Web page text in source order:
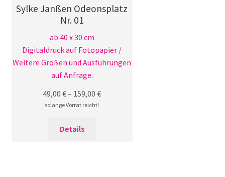
Sylke Janßen Odeonsplatz
Nr. 01
ab 40 x 30 cm
Digitaldruck auf Fotopapier /
Weitere Größen und Ausführungen
auf Anfrage.
49,00€– 159,00€
solange Vorrat reicht!
Details